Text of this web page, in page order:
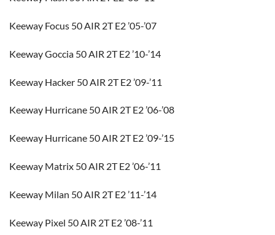
Keeway Focus 50 AIR 2T E2 ’05-’07
Keeway Goccia 50 AIR 2T E2 ’10-’14
Keeway Hacker 50 AIR 2T E2 ’09-’11
Keeway Hurricane 50 AIR 2T E2 ’06-’08
Keeway Hurricane 50 AIR 2T E2 ’09-’15
Keeway Matrix 50 AIR 2T E2 ’06-’11
Keeway Milan 50 AIR 2T E2 ’11-’14
Keeway Pixel 50 AIR 2T E2 ’08-’11